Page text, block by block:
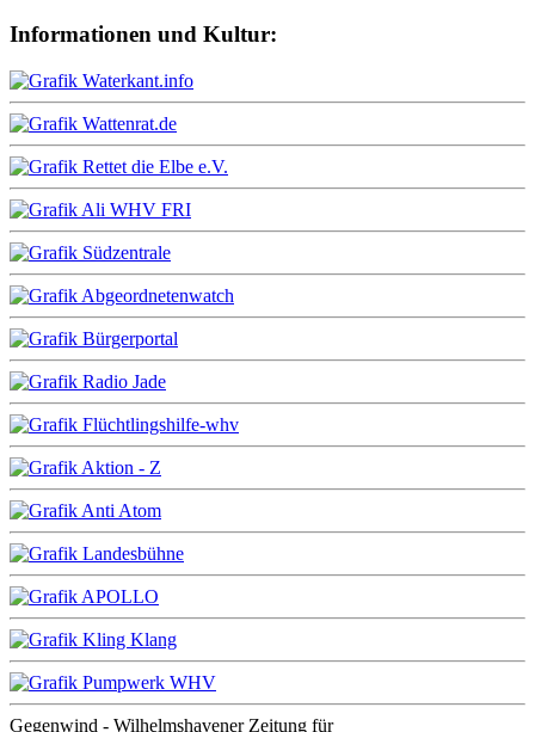
Informationen und Kultur:
Gegenwind - Wilhelmshavener Zeitung für